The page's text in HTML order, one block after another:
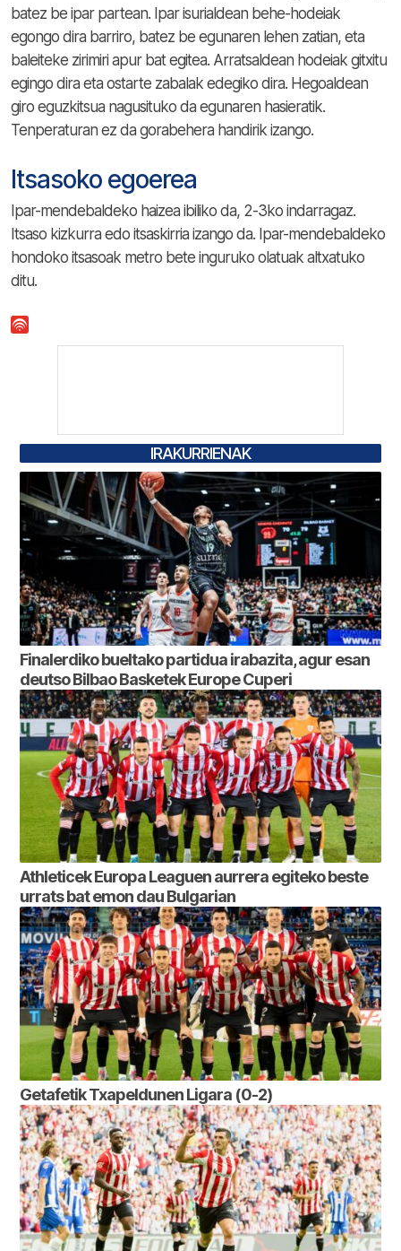
batez be ipar partean. Ipar isurialdean behe-hodeiak
egongo dira barriro, batez be egunaren lehen zatian, eta
baleiteke zirimiri apur bat egitea. Arratsaldean hodeiak gitxitu
egingo dira eta ostarte zabalak edegiko dira. Hegoaldean
giro eguzkitsua nagusituko da egunaren hasieratik.
Tenperaturan ez da gorabehera handirik izango.
Itsasoko egoerea
Ipar-mendebaldeko haizea ibiliko da, 2-3ko indarragaz.
Itsaso kizkurra edo itsaskirria izango da. Ipar-mendebaldeko
hondoko itsasoak metro bete inguruko olatuak altxatuko
ditu.
IRAKURRIENAK
Finalerdiko bueltako partidua irabazita, agur esan
deutso Bilbao Basketek Europe Cuperi
Athleticek Europa Leaguen aurrera egiteko beste
urrats bat emon dau Bulgarian
Getafetik Txapeldunen Ligara (0-2)